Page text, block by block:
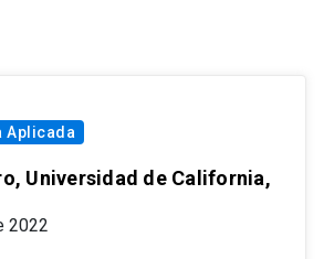
Aplicada
Universidad de California,
2022